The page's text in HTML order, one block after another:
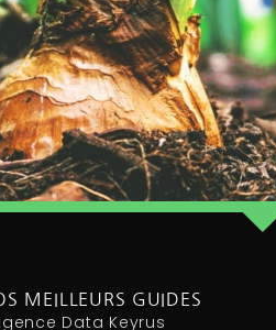
MEILLEURS GUIDES
Data Keyrus